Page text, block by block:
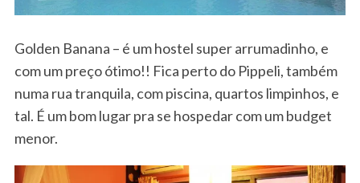
Golden Banana – é um hostel super arrumadinho, e
com um preço ótimo!! Fica perto do Pippeli, também
numa rua tranquila, com piscina, quartos limpinhos, e
tal. É um bom lugar pra se hospedar com um budget
menor.